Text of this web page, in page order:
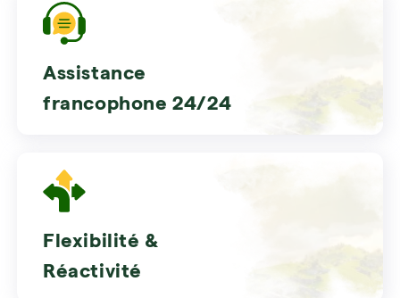
Assistance
francophone 24/24
Flexibilité &
Réactivité